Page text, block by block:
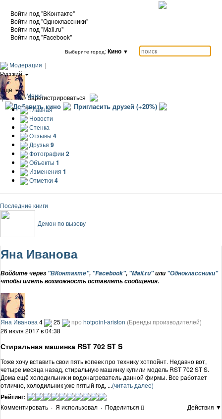
Войти под "ВКонтакте"
Войти под "Одноклассники"
Войти под "Mail.ru"
Войти под "Facebook"
Выберите город: Кино ▼
Модерация |
Русский
|
Еще
|Войти / Зарегистрироваться
Добавить кино Пригласить друзей (+20%)
Меню
Главная
Новости
Стенка
Отзывы 4
Друзья 9
Фотографии 2
Объекты 1
Изменения 1
Отметки 4
Последние книги
Демон по вызову
Яна Иванова
Войдите через "ВКонтакте", "Facebook", "Mail.ru"или "Одноклассники"
чтобы иметь возможность оставлять сообщения.
Яна Иванова 4 25 про hotpoint-ariston (Бренды производителей)
26 июля 2017 в 04:38
Стиральная машинка RST 702 ST S
Тоже хочу вставить свои пять копеек про технику хотпойнт. Недавно вот,
четыре месяца назад, стиральную машинку купили модель RST 702 ST S.
Дома ещё холодильник и водонагреватель данной фирмы. Все работает
отлично, холодильник уже пятый год, ...(читать далее)
Рейтинг:
Комментировать · Я использовал · Поделиться Действия ▼